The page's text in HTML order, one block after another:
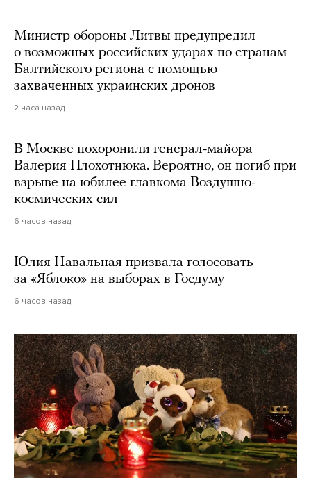
Министр обороны Литвы предупредил
о возможных российских ударах по странам
Балтийского региона с помощью
захваченных украинских дронов
2 часа назад
В Москве похоронили генерал-майора
Валерия Плохотнюка. Вероятно, он погиб при
взрыве на юбилее главкома Воздушно-
космических сил
6 часов назад
Юлия Навальная призвала голосовать
за «Яблоко» на выборах в Госдуму
6 часов назад